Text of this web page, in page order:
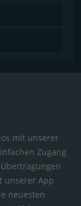
mit unserer
Zugang
unserer App
neuesten